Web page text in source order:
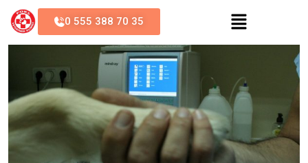
0 555 388 70 35